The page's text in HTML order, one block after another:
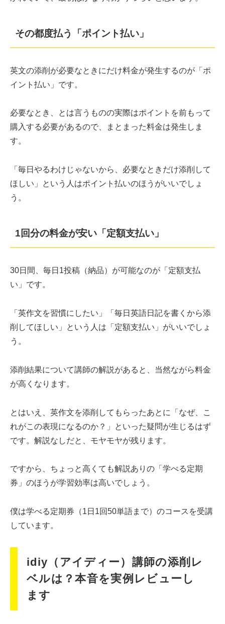
その都度払う「ポイント払い」
英文の添削が必要なときにだけ料金が発生するのが「ポ
イント払い」です。
必要なとき、とは言うものの実際はポイントを前もって
購入する必要があるので、まとまった料金は発生しま
す。
「毎日やるわけじゃないから、必要なときだけ添削して
ほしい」という人はポイント払いのほうがいいでしょ
う。
1回分の料金が安い「定額支払い」
30日間、毎日1投稿（納品）が可能なのが「定額支払
い」です。
「英作文を習慣にしたい」「毎日英語日記を書くから添
削してほしい」という人は「定額支払い」がいいでしょ
う。
添削結果について講師の解説があると、当然ながら料金
が高くなります。
とはいえ、英作文を添削してもらったあとに「なぜ、こ
れがこの表現になるのか？」といった疑問が生じるはず
です。解説なしだと、モヤモヤが残ります。
ですから、ちょっと高くても解説ありの「学べる定期
券」のほうが学習効率は高いでしょう。
僕は学べる定期券（1日1回50単語まで）のコースを受講
しています。
idiy（アイディー）講師の添削レ
ベルは？本音を実例レビューし
ます